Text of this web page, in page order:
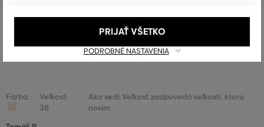
Veľkosť je o niečo väčšia ako
0
Veľkosť je oveľa väčšia ako nosím 0
Farba
Veľkosť:
38
Ako sedí: Veľkosť zodpovedá veľkosti, ktorú
nosím
PODROBNÉ NASTAVENIA
PRIJAŤ VŠETKO